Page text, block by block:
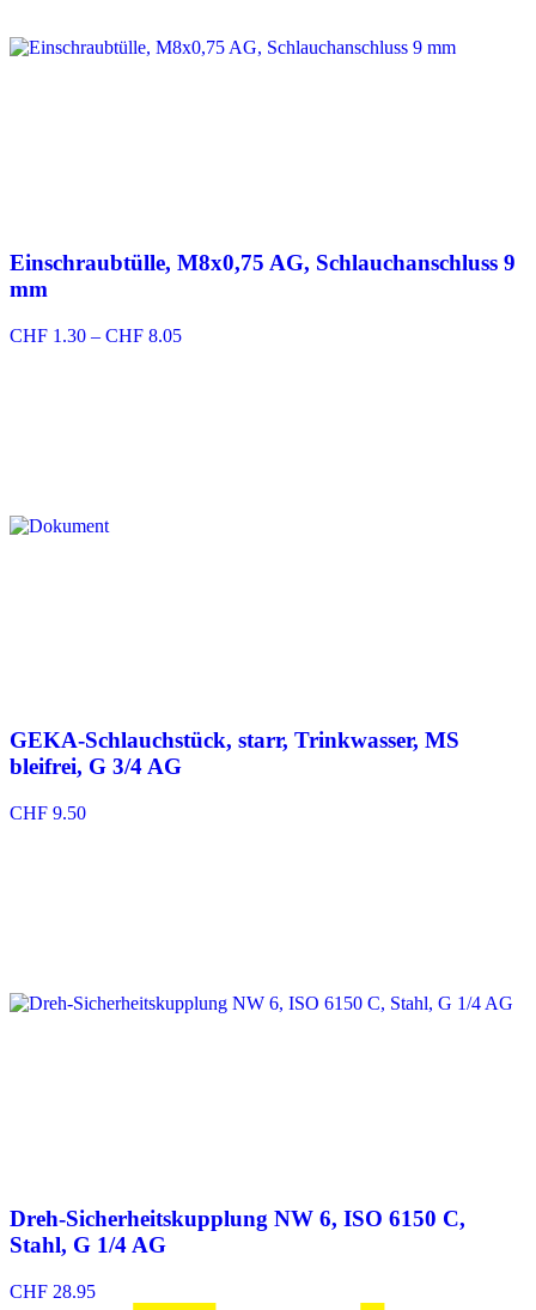
Einschraubtülle, M8x0,75 AG, Schlauchanschluss 9
mm
CHF 1.30 – CHF 8.05Preisspanne:
GEKA-Schlauchstück, starr, Trinkwasser, MS
bleifrei, G 3/4 AG
CHF 9.50
Dreh-Sicherheitskupplung NW 6, ISO 6150 C,
Stahl, G 1/4 AG
CHF 28.95